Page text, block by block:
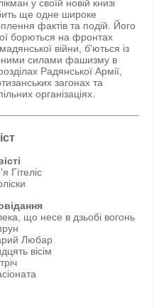
у своїй новій книзі
ще одне широке
фактів та подій. Його
борються на фронтах
війни, б'ються із
силами фашизму в
Радянської Армії,
загонах та
організаціях.
Гітеліс
що несе в дзьобі вогонь
Любар
вісім